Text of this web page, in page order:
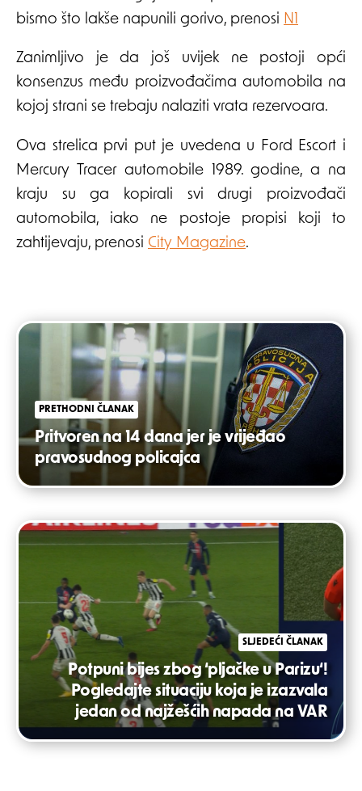
bismo što lakše napunili gorivo, prenosi N1
Zanimljivo je da još uvijek ne postoji opći
konsenzus među proizvođačima automobila na
kojoj strani se trebaju nalaziti vrata rezervoara.
Ova strelica prvi put je uvedena u Ford Escort i
Mercury Tracer automobile 1989. godine, a na
kraju su ga kopirali svi drugi proizvođači
automobila, iako ne postoje propisi koji to
zahtijevaju, prenosi City Magazine.
Post
navigation
PRETHODNI ČLANAK
Pritvoren na 14 dana jer je vrijeđao
pravosudnog policajca
SLJEDEĆI ČLANAK
Potpuni bijes zbog ‘pljačke u Parizu‘!
Pogledajte situaciju koja je izazvala
jedan od najžešćih napada na VAR